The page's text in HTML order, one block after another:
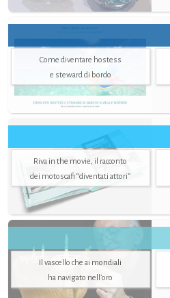
Come diventare hostess
e steward di bordo
Riva in the movie, il racconto
dei motoscafi “diventati attori”
Il vascello che ai mondiali
ha navigato nell’oro